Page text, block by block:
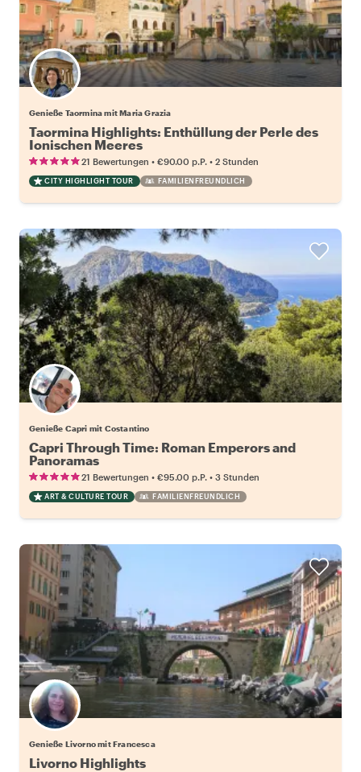
Genieße Taormina mit Maria Grazia
Taormina Highlights: Enthüllung der Perle des
Ionischen Meeres
21 Bewertungen • €90.00 p.P. • 2 Stunden
CITY HIGHLIGHT TOUR FAMILIENFREUNDLICH
Genieße Capri mit Costantino
Capri Through Time: Roman Emperors and
Panoramas
21 Bewertungen • €95.00 p.P. • 3 Stunden
ART & CULTURE TOUR FAMILIENFREUNDLICH
Genieße Livorno mit Francesca
Livorno Highlights